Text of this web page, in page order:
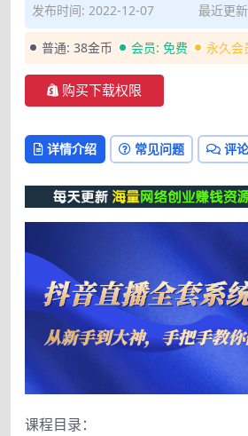
发布时间: 2022-12-07
最近更
普通: 38金币 会员: 免费 永久会
购买下载权限
详情介绍 常见问题 评
课程目录：